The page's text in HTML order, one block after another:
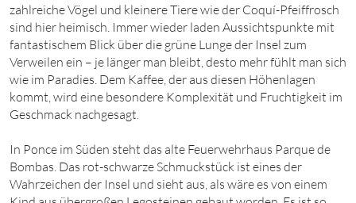
zahlreiche Vögel und kleinere Tiere wie der Coquí-Pfeiffrosch
sind hier heimisch. Immer wieder laden Aussichtspunkte mit
fantastischem Blick über die grüne Lunge der Insel zum
Verweilen ein – je länger man bleibt, desto mehr fühlt man sich
wie im Paradies. Dem Kaffee, der aus diesen Höhenlagen
kommt, wird eine besondere Komplexität und Fruchtigkeit im
Geschmack nachgesagt.
In Ponce im Süden steht das alte Feuerwehrhaus Parque de
Bombas. Das rot-schwarze Schmuckstück ist eines der
Wahrzeichen der Insel und sieht aus, als wäre es von einem